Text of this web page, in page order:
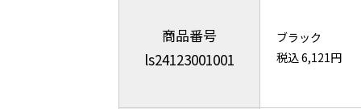
商品番号
ls24123001001
ブラック
税込 6,121円